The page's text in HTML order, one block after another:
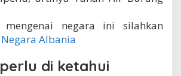
mengenai negara ini silahkan
Albania
di ketahui